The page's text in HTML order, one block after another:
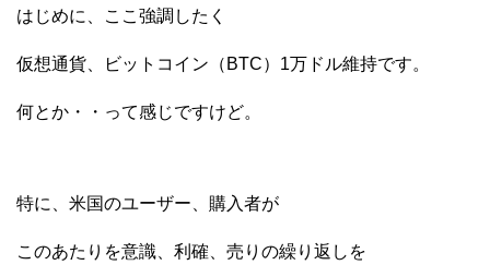
はじめに、ここ強調したく
仮想通貨、ビットコイン（BTC）1万ドル維持です。
何とか・・って感じですけど。
特に、米国のユーザー、購入者が
このあたりを意識、利確、売りの繰り返しを